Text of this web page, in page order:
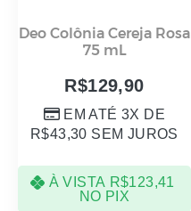
Deo Colônia Cereja Rosa
75 mL
R$129,90
EM ATÉ 3X DE
R$43,30 SEM JUROS
À VISTA R$123,41
NO PIX